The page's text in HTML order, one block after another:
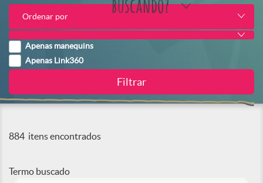
buscando?
Ordenar por
Apenas manequins
Apenas Link360
884 itens encontrados
Termo buscado